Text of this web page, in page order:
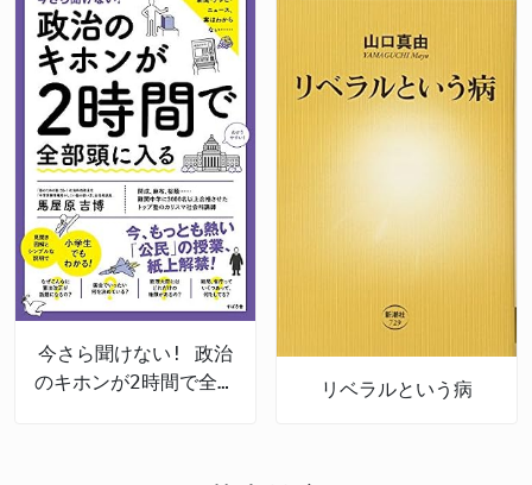
今さら聞けない! 政治
のキホンが2時間で全部
リベラルという病